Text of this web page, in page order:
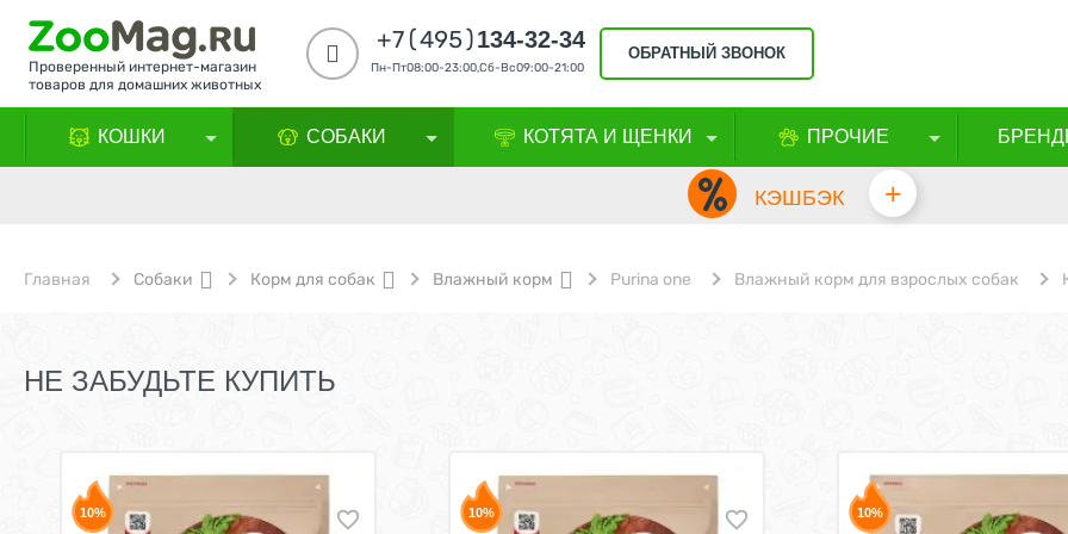
Проверенный интернет-магазин
товаров для домашних животных
+7(495)134-32-34
Пн-Пт08:00-23:00,Сб-Вс09:00-21:00
ОБРАТНЫЙ ЗВОНОК
КОШКИ СОБАКИ КОТЯТА И ЩЕНКИ ПРОЧИЕ
КЭШБЭК +
Главная Собаки Корм для собак Влажный корм Purina one Влажный корм для взрослых собак
НЕ ЗАБУДЬТЕ КУПИТЬ
10% 10% 10%